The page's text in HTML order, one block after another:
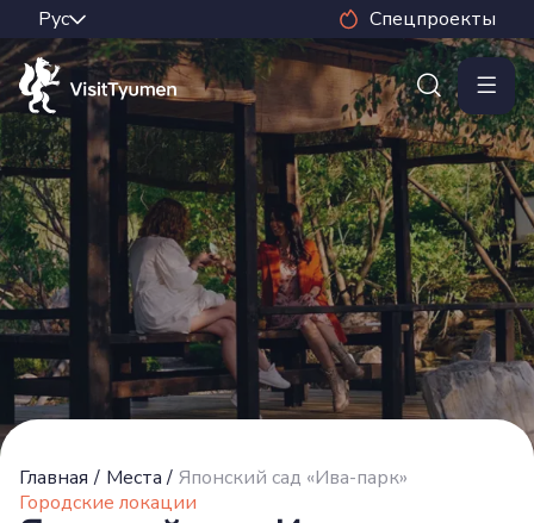
Спецпроекты
Главная / Места / Японский сад «Ива-парк»
Городские локации